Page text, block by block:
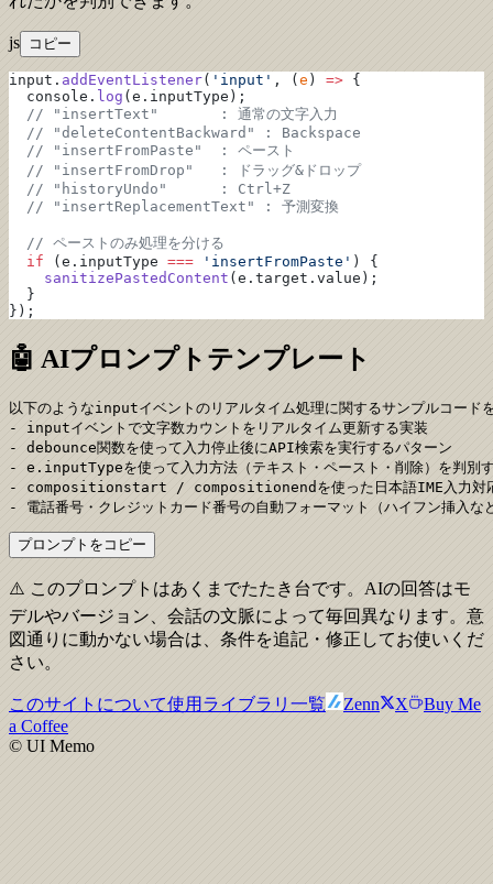
js コピー
input. addEventListener( 'input' , ( e ) => {
  console.
log (e.inputType);
  // "insertText"       : 通常の文字入力
  // "deleteContentBackward" : Backspace
  // "insertFromPaste"  : ペースト
  // "insertFromDrop"   : ドラッグ&ドロップ
  // "historyUndo"      : Ctrl+Z
  // "insertReplacementText" : 予測変換
  // ペーストのみ処理を分ける
  if
(e.inputType === 'insertFromPaste' ) {
    sanitizePastedContent
(e.target.value);
  }
});
🤖 AIプロンプトテンプレート
以下のようなinputイベントのリアルタイム処理に関するサンプルコード
- inputイベントで文字数カウントをリアルタイム更新する実装
- debounce関数を使って入力停止後にAPI検索を実行するパターン
- e.inputTypeを使って入力方法（テキスト・ペースト・削除）を判別
- compositionstart / compositionendを使った日本語IME入力対
- 電話番号・クレジットカード番号の自動フォーマット（ハイフン挿入な
プロンプトをコピー
⚠️ このプロンプトはあくまでたたき台です。AIの回答はモ
デルやバージョン、会話の文脈によって毎回異なります。意
図通りに動かない場合は、条件を追記・修正してお使いくだ
さい。
このサイトについて使用ライブラリ一覧 Zenn X
Buy Me
a Coffee
© UI Memo